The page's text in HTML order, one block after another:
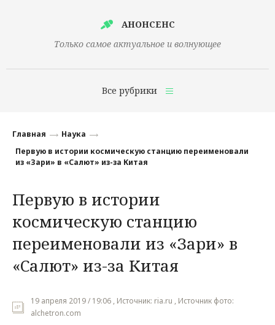
АНОНСЕНС
Только самое актуальное и волнующее
Все рубрики
Финансы
Наука
Культура
Общество
Политика
Происшествия
Главная
Наука
Первую в истории космическую станцию переименовали
из «Зари» в «Салют» из-за Китая
Первую в истории
космическую станцию
переименовали из «Зари» в
«Салют» из-за Китая
19 апреля 2019 / 19:06 , Источник: ria.ru , Источник фото:
alchetron.com